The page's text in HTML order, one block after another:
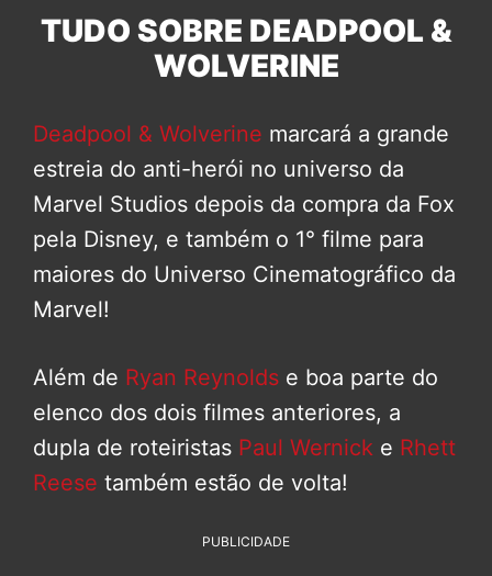
TUDO SOBRE DEADPOOL &
WOLVERINE
Deadpool & Wolverine marcará a grande
estreia do anti-herói no universo da
Marvel Studios depois da compra da Fox
pela Disney, e também o 1° filme para
maiores do Universo Cinematográfico da
Marvel!
Além de Ryan Reynolds e boa parte do
elenco dos dois filmes anteriores, a
dupla de roteiristas Paul Wernick e Rhett
Reese também estão de volta!
PUBLICIDADE